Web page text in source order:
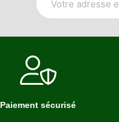
Paiement sécurisé